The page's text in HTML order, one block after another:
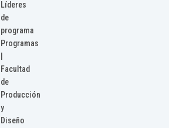
Líderes
de
programa
Programas
Facultad
de
Producción
y
Diseño